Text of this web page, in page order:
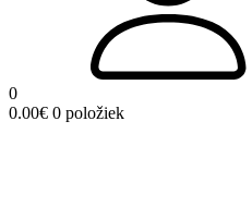
0
0.00€ 0 položiek